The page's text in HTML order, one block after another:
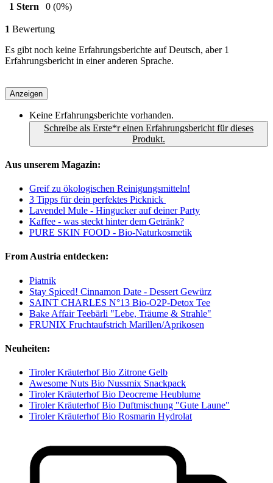
1 Stern
0 (0%)
1 Bewertung
Es gibt noch keine Erfahrungsberichte auf Deutsch, aber 1
Erfahrungsbericht in einer anderen Sprache.
Anzeigen
Keine Erfahrungsberichte vorhanden.
Schreibe als Erste*r einen Erfahrungsbericht für dieses
Produkt.
Aus unserem Magazin:
Greif zu ökologischen Reinigungsmitteln!
3 Tipps für dein perfektes Picknick
Lavendel Mule - Hingucker auf deiner Party
Kaffee - was steckt hinter dem Getränk?
PURE SKIN FOOD - Bio-Naturkosmetik
From Austria entdecken:
Piatnik
Stay Spiced! Cinnamon Date - Dessert Gewürz
SAINT CHARLES N°13 Bio-O2P-Detox Tee
Bake Affair Teebärli "Lebe, Träume & Strahle"
FRUNIX Fruchtaufstrich Marillen/Aprikosen
Neuheiten:
Tiroler Kräuterhof Bio Zitrone Gelb
Awesome Nuts Bio Nussmix Snackpack
Tiroler Kräuterhof Bio Deocreme Heublume
Tiroler Kräuterhof Bio Duftmischung "Gute Laune"
Tiroler Kräuterhof Bio Rosmarin Hydrolat